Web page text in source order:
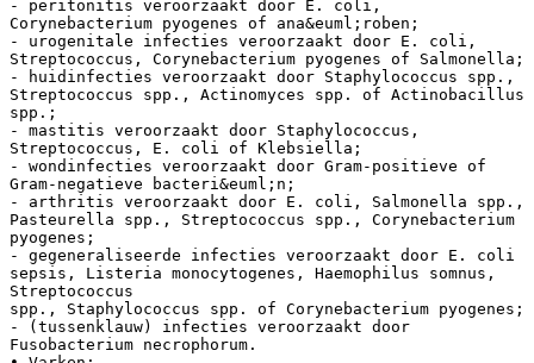
- peritonitis veroorzaakt door E. coli,
Corynebacterium pyogenes of ana&euml;roben;
- urogenitale infecties veroorzaakt door E. coli,
Streptococcus, Corynebacterium pyogenes of Salmonella;
- huidinfecties veroorzaakt door Staphylococcus spp.,
Streptococcus spp., Actinomyces spp. of Actinobacillus
spp.;
- mastitis veroorzaakt door Staphylococcus,
Streptococcus, E. coli of Klebsiella;
- wondinfecties veroorzaakt door Gram-positieve of
Gram-negatieve bacteri&euml;n;
- arthritis veroorzaakt door E. coli, Salmonella spp.,
Pasteurella spp., Streptococcus spp., Corynebacterium
pyogenes;
- gegeneraliseerde infecties veroorzaakt door E. coli
sepsis, Listeria monocytogenes, Haemophilus somnus,
Streptococcus
spp., Staphylococcus spp. of Corynebacterium pyogenes;
- (tussenklauw) infecties veroorzaakt door
Fusobacterium necrophorum.